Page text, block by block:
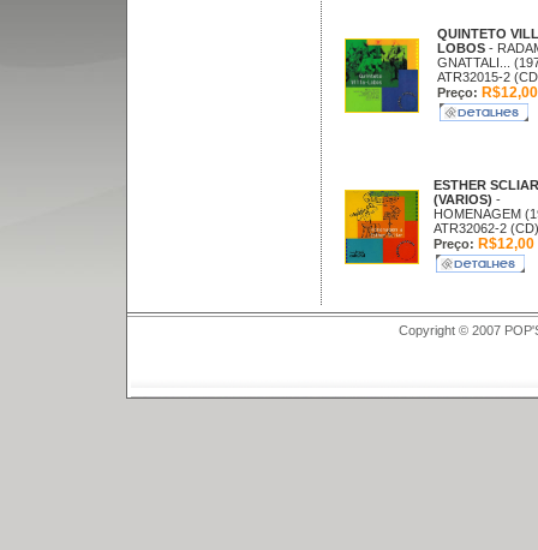
QUINTETO
LOBOS -
GNATTALI...
ATR32015-2
Preço: R$12,00
ESTHER SCLIAR
(VARIOS) -
HOMENAGEM
ATR32062-2 (CD)
Preço: R$12,00
Copyright © 2007